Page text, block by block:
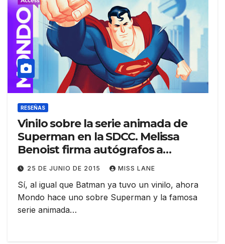
RESEÑAS
Vinilo sobre la serie animada de
Superman en la SDCC. Melissa
Benoist firma autógrafos a
pequeñas fans
25 DE JUNIO DE 2015 MISS LANE
Sí, al igual que Batman ya tuvo un vinilo, ahora
Mondo hace uno sobre Superman y la famosa
serie animada…